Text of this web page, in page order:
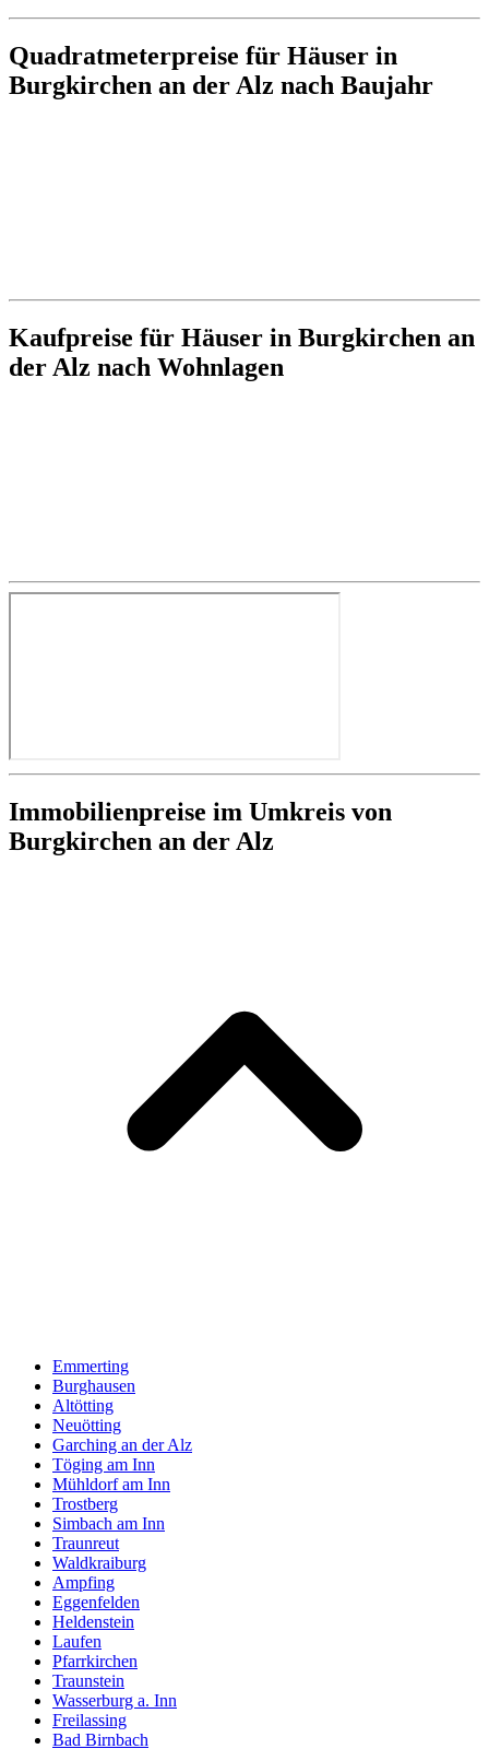
Quadratmeterpreise für Häuser in
Burgkirchen an der Alz nach Baujahr
Kaufpreise für Häuser in Burgkirchen an
der Alz nach Wohnlagen
Immobilienpreise im Umkreis von
Burgkirchen an der Alz
Emmerting
Burghausen
Altötting
Neuötting
Garching an der Alz
Töging am Inn
Mühldorf am Inn
Trostberg
Simbach am Inn
Traunreut
Waldkraiburg
Ampfing
Eggenfelden
Heldenstein
Laufen
Pfarrkirchen
Traunstein
Wasserburg a. Inn
Freilassing
Bad Birnbach